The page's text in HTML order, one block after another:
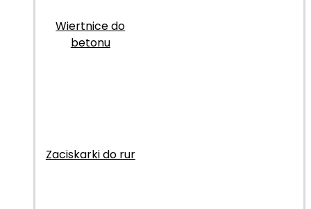
Wiertnice do
betonu
Zaciskarki do rur